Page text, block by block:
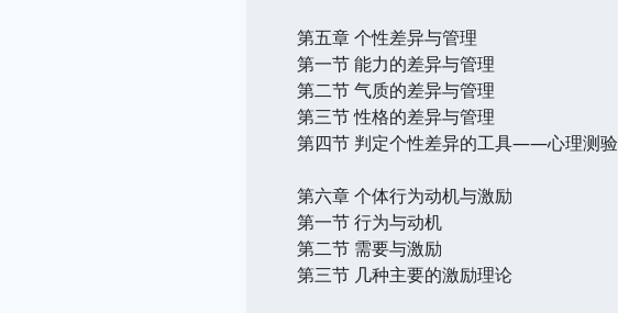
第五章 个性差异与管理
第一节 能力的差异与管理
第二节 气质的差异与管理
第三节 性格的差异与管理
第四节 判定个性差异的工具——心理测验
第六章 个体行为动机与激励
第一节 行为与动机
第二节 需要与激励
第三节 几种主要的激励理论